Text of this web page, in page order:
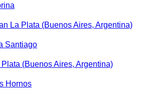
La Plata (Buenos Aires, Argentina)
Santiago
Plata (Buenos Aires, Argentina)
Hornos